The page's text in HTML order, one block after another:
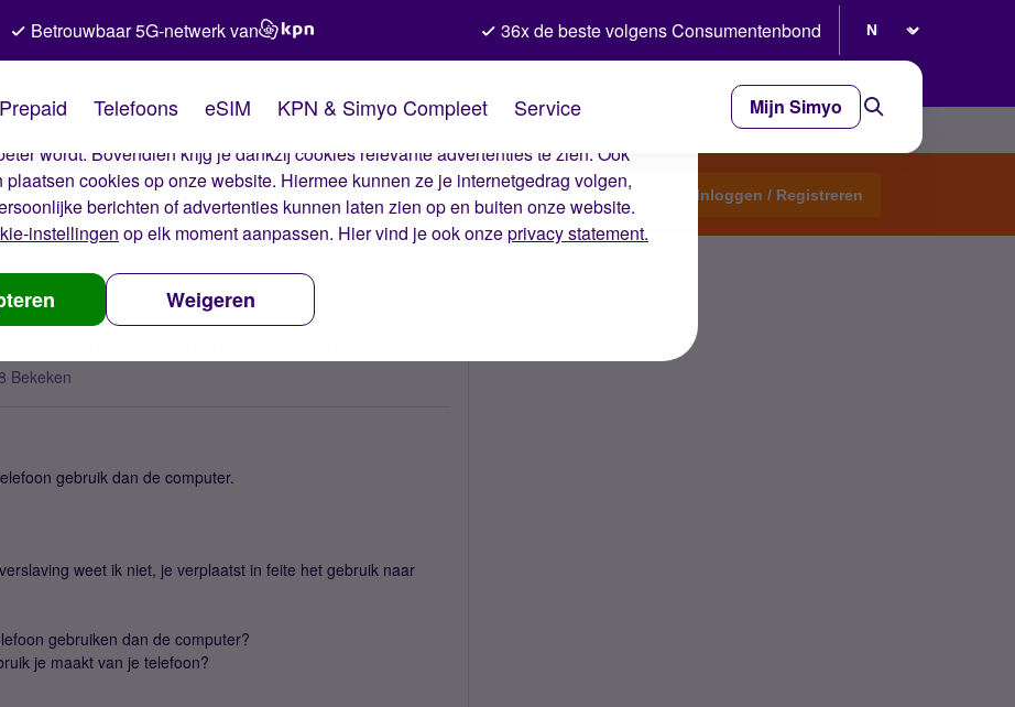
van Simyo
cookies op onze website. Met deze cookies zorgen wij ervoor dat je ervaring op de
wordt. Bovendien krijg je dankzij cookies relevante advertenties te zien. Ook
plaatsen cookies op onze website. Hiermee kunnen ze je internetgedrag volgen,
berichten of advertenties kunnen laten zien op en buiten onze website.
instellingen op elk moment aanpassen. Hier vind je ook onzeprivacy statement.
Weigeren
Betrouwbaar 5G-netwerk van 36x de beste volgens Consumentenbond
Prepaid Telefoons eSIM KPN & Simyo Compleet Service Mijn Simyo
Start een topic Inloggen / Registreren
dagen een computer gebruiken.
Bekeken
gebruik dan de computer.
weet ik niet, je verplaatst in feite het gebruik naar
gebruiken dan de computer?
je maakt van je telefoon?